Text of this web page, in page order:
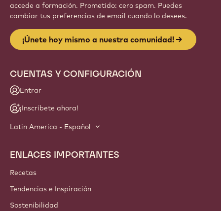
accede a formación. Prometido: cero spam. Puedes
cambiar tus preferencias de email cuando lo desees.
¡Únete hoy mismo a nuestra comunidad!
CUENTAS Y CONFIGURACIÓN
Entrar
¡Inscríbete ahora!
Latin America - Español
Footer
Callebaut
ENLACES IMPORTANTES
Recetas
Tendencias e Inspiración
Sostenibilidad